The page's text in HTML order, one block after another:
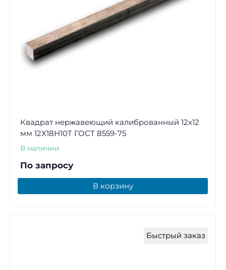
Квадрат нержавеющий калиброванный 12х12
мм 12Х18Н10Т ГОСТ 8559-75
В наличии
По запросу
В корзину
Быстрый заказ